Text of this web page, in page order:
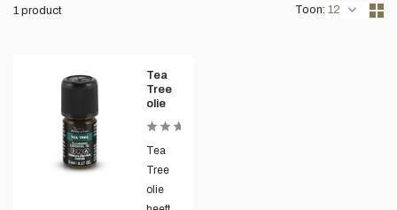
1 product Toon:
Tea
Tree
olie
Tea
Tree
olie